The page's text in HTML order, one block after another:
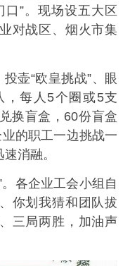
”。现场设五大区
对战区、烟火市集
壶“欧皇挑战”、眼
，每人5个圈或5支
换盲盒，60份盲盒
的职工一边挑战一
消融。
各企业工会小组自
你划我猜和团队拔
三局两胜，加油声